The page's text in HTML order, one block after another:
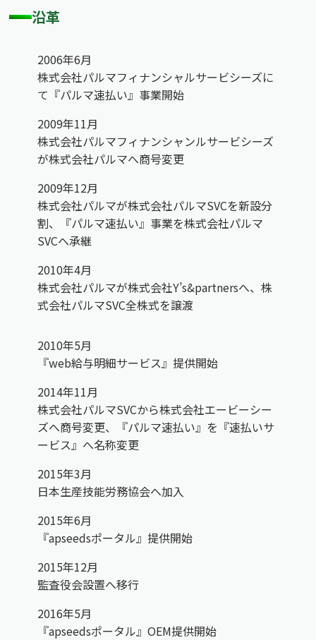
沿革
2006年6月
株式会社パルマフィナンシャルサービシーズに
て『パルマ速払い』事業開始
2009年11月
株式会社パルマフィナンシャンルサービシーズ
が株式会社パルマへ商号変更
2009年12月
株式会社パルマが株式会社パルマSVCを新設分
割、『パルマ速払い』事業を株式会社パルマ
SVCへ承継
2010年4月
株式会社パルマが株式会社Y’s&partnersへ、株
式会社パルマSVC全株式を譲渡
2010年5月
『web給与明細サービス』提供開始
2014年11月
株式会社パルマSVCから株式会社エービーシー
ズへ商号変更、『パルマ速払い』を『速払いサ
ービス』へ名称変更
2015年3月
日本生産技能労務協会へ加入
2015年6月
『apseedsポータル』提供開始
2015年12月
監査役会設置へ移行
2016年5月
『apseedsポータル』OEM提供開始